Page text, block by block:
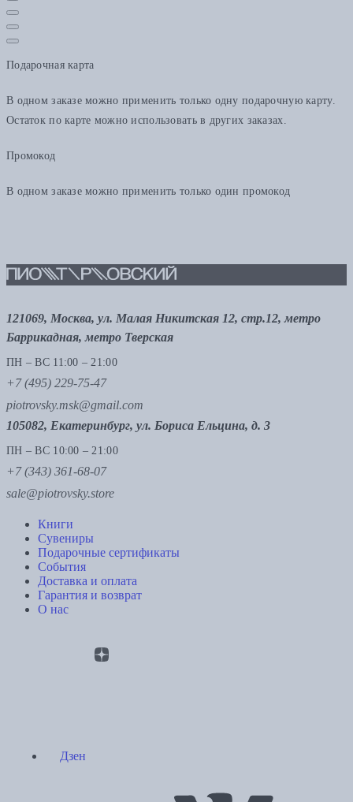
Подарочная карта
В одном заказе можно применить только одну подарочную карту.
Остаток по карте можно использовать в других заказах.
Промокод
В одном заказе можно применить только один промокод
121069, Москва, ул. Малая Никитская 12, стр.12, метро
Баррикадная, метро Тверская
ПН – ВС 11:00 – 21:00
+7 (495) 229-75-47
piotrovsky.msk@gmail.com
105082, Екатеринбург, ул. Бориса Ельцина, д. 3
ПН – ВС 10:00 – 21:00
+7 (343) 361-68-07
sale@piotrovsky.store
Книги
Сувениры
Подарочные сертификаты
События
Доставка и оплата
Гарантия и возврат
О нас
Дзен